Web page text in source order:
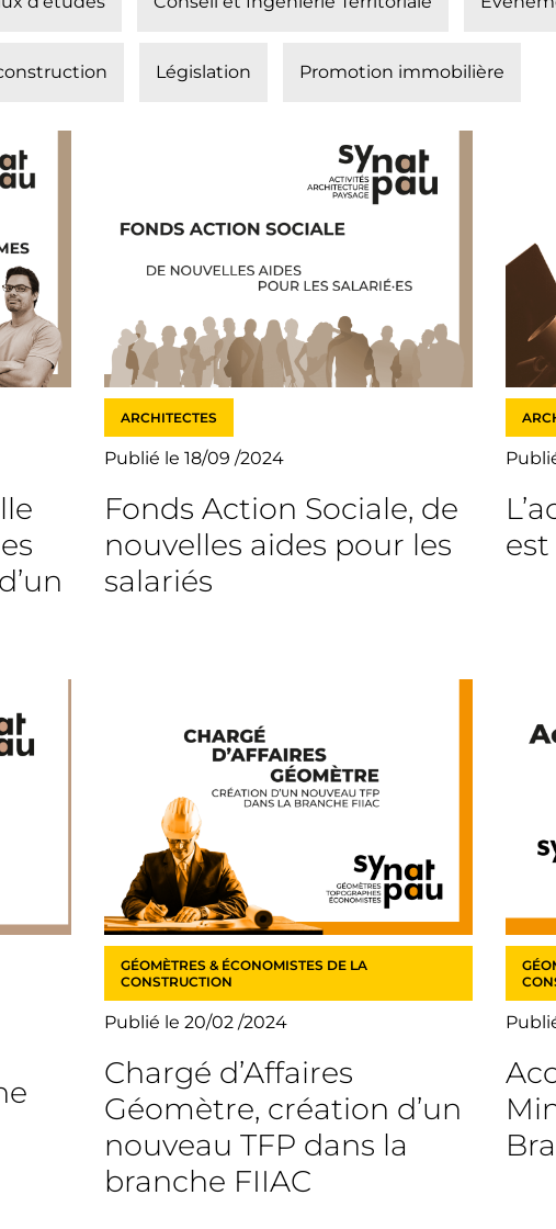
Législation Promotion immobilière
ARCHITECTES
Publié le 18/09 /2024
Fonds Action Sociale, de
nouvelles aides pour les
salariés
GÉOMÈTRES & ÉCONOMISTES DE LA
CONSTRUCTION
Publié le 20/02 /2024
Chargé d’Affaires
Géomètre, création d’un
nouveau TFP dans la
branche FIIAC